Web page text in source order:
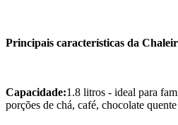
Principais características da
Capacidade:1.8 litros - ideal para
porções de chá, café, chocolate